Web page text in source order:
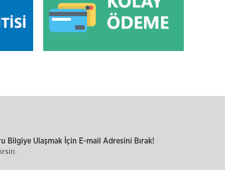
Bilgiye Ulaşmak İçin E-mail Adresini Bırak!